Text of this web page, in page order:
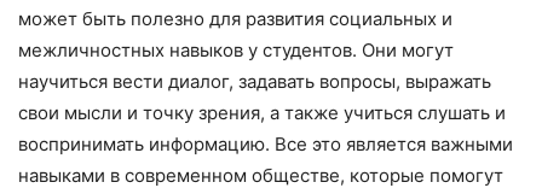
может быть полезно для развития социальных и
межличностных навыков у студентов. Они могут
научиться вести диалог, задавать вопросы, выражать
свои мысли и точку зрения, а также учиться слушать и
воспринимать информацию. Все это является важными
навыками в современном обществе, которые помогут